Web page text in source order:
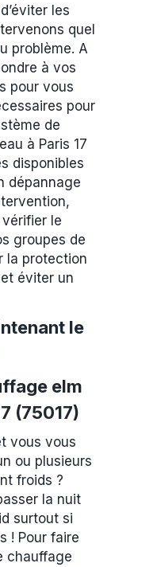
les
quel
problème. A
à vos
pour vous
pour
de
à Paris 17
disponibles
dépannage
le
groupes de
la protection
éviter un
le
elm
(75017)
vous vous
ou plusieurs
froids ?
la nuit
surtout si
! Pour faire
chauffage